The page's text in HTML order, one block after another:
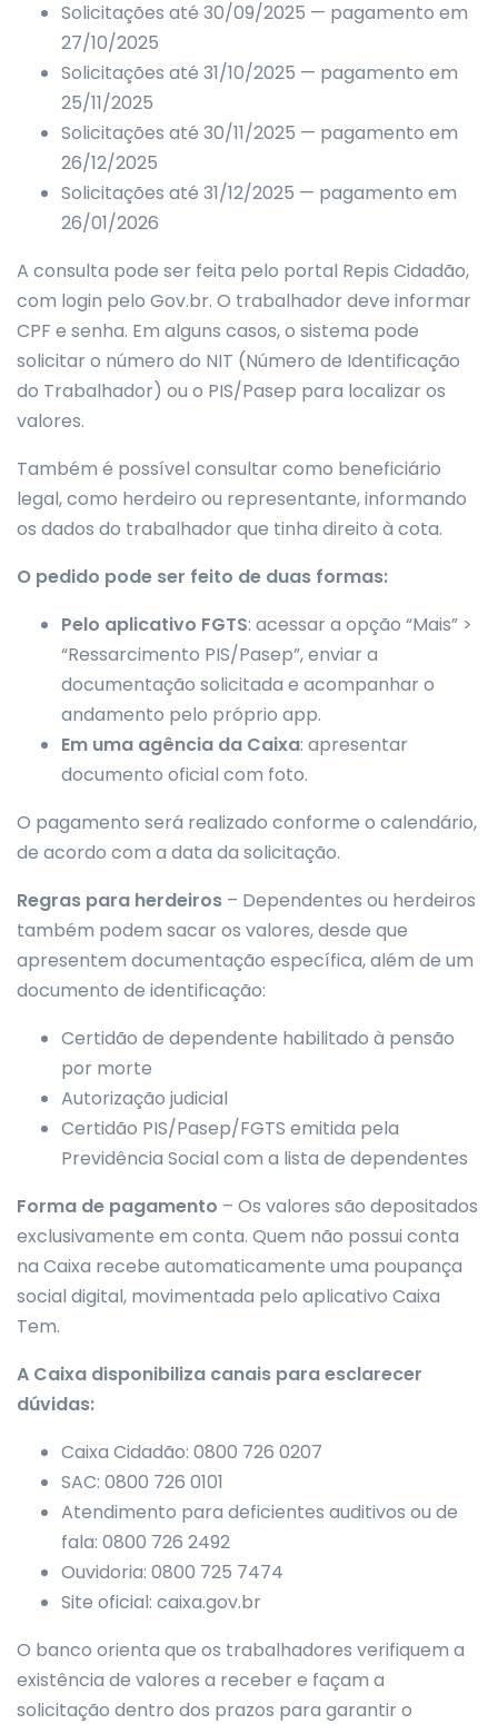
Solicitações até 30/09/2025 — pagamento em
27/10/2025
Solicitações até 31/10/2025 — pagamento em
25/11/2025
Solicitações até 30/11/2025 — pagamento em
26/12/2025
Solicitações até 31/12/2025 — pagamento em
26/01/2026
A consulta pode ser feita pelo portal Repis Cidadão,
com login pelo Gov.br. O trabalhador deve informar
CPF e senha. Em alguns casos, o sistema pode
solicitar o número do NIT (Número de Identificação
do Trabalhador) ou o PIS/Pasep para localizar os
valores.
Também é possível consultar como beneficiário
legal, como herdeiro ou representante, informando
os dados do trabalhador que tinha direito à cota.
O pedido pode ser feito de duas formas:
Pelo aplicativo FGTS: acessar a opção “Mais” >
“Ressarcimento PIS/Pasep”, enviar a
documentação solicitada e acompanhar o
andamento pelo próprio app.
Em uma agência da Caixa: apresentar
documento oficial com foto.
O pagamento será realizado conforme o calendário,
de acordo com a data da solicitação.
Regras para herdeiros – Dependentes ou herdeiros
também podem sacar os valores, desde que
apresentem documentação específica, além de um
documento de identificação:
Certidão de dependente habilitado à pensão
por morte
Autorização judicial
Certidão PIS/Pasep/FGTS emitida pela
Previdência Social com a lista de dependentes
Forma de pagamento – Os valores são depositados
exclusivamente em conta. Quem não possui conta
na Caixa recebe automaticamente uma poupança
social digital, movimentada pelo aplicativo Caixa
Tem.
A Caixa disponibiliza canais para esclarecer
dúvidas:
Caixa Cidadão: 0800 726 0207
SAC: 0800 726 0101
Atendimento para deficientes auditivos ou de
fala: 0800 726 2492
Ouvidoria: 0800 725 7474
Site oficial: caixa.gov.br
O banco orienta que os trabalhadores verifiquem a
existência de valores a receber e façam a
solicitação dentro dos prazos para garantir o